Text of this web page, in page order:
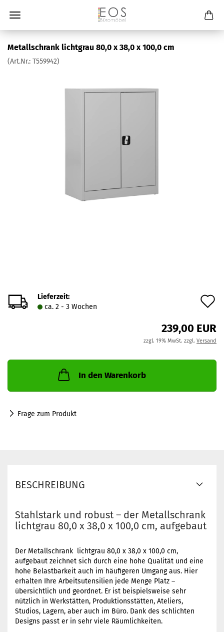
Metallschrank lichtgrau 80,0 x 38,0 x 100,0 cm
(Art.Nr.: T559942)
Lieferzeit:
ca. 2 - 3 Wochen
239,00 EUR
zzgl. 19% MwSt. zzgl. Versand
In den Warenkorb
Frage zum Produkt
BESCHREIBUNG
Stahlstark und robust – der Metallschrank
lichtgrau 80,0 x 38,0 x 100,0 cm, aufgebaut
Der Metallschrank lichtgrau 80,0 x 38,0 x 100,0 cm,
aufgebaut zeichnet sich durch eine hohe Qualität und eine
hohe Belastbarkeit auch im häufigeren Umgang aus. Hier
erhalten Ihre Arbeitsutensilien jede Menge Platz –
übersichtlich und geordnet. Er ist beispielsweise sehr
nützlich in Werkstätten, Produktionsstätten, Ateliers,
Studios, Lagern, aber auch im Büro. Dank des schlichten
Designs passt er in sehr viele Räumlichkeiten.